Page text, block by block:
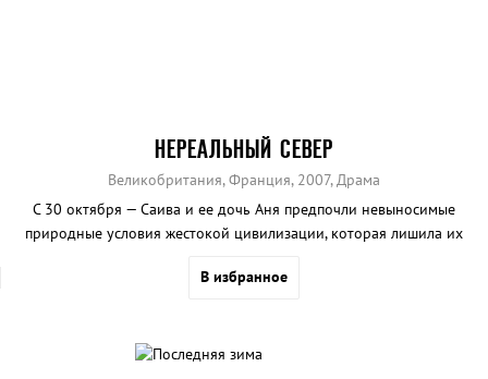
НЕРЕАЛЬНЫЙ СЕВЕР
Великобритания, Франция, 2007, Драма
С 30 октября — Саива и ее дочь Аня предпочли невыносимые
природные условия жестокой цивилизации, которая лишила их
казалось бы, они могут чувствовать себя в безопасности. Все так и
В избранное